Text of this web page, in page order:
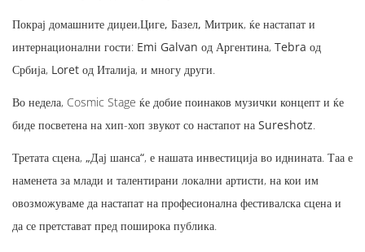
Покрај домашните диџеи,Циге, Базел, Митрик, ќе настапат и
интернационални гости: Emi Galvan од Аргентина, Tebra од
Србија, Loret од Италија, и многу други.
Во недела, Cosmic Stage ќе добие поинаков музички концепт и ќе
биде посветена на хип-хоп звукот со настапот на Sureshotz.
Третата сцена, „Дај шанса“, е нашата инвестиција во иднината. Таа е
наменета за млади и талентирани локални артисти, на кои им
овозможуваме да настапат на професионална фестивалска сцена и
да се претстават пред поширока публика.